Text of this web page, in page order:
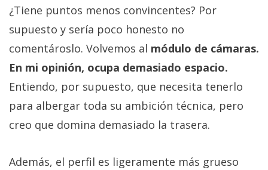
¿Tiene puntos menos convincentes? Por
supuesto y sería poco honesto no
comentároslo. Volvemos al módulo de cámaras.
En mi opinión, ocupa demasiado espacio.
Entiendo, por supuesto, que necesita tenerlo
para albergar toda su ambición técnica, pero
creo que domina demasiado la trasera.
Además, el perfil es ligeramente más grueso